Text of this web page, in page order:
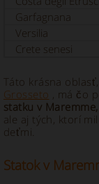
Garfagnana
Versilia
Crete senesi
Táto krásna
Grosseto , má čo
statku v Maremme,
ale aj tých, ktorí
deťmi.
Statok v